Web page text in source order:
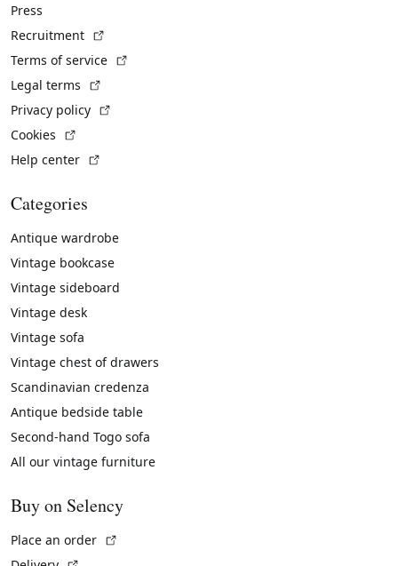
Press
Recruitment
Terms of service
Legal terms
Privacy policy
Cookies
Help center
Categories
Antique wardrobe
Vintage bookcase
Vintage sideboard
Vintage desk
Vintage sofa
Vintage chest of drawers
Scandinavian credenza
Antique bedside table
Second-hand Togo sofa
All our vintage furniture
Buy on Selency
Place an order